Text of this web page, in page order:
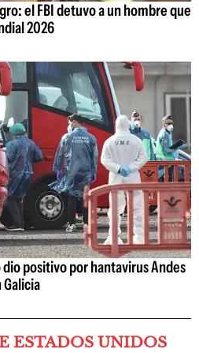
el FBI detuvo a un hombre que
2026
positivo por hantavirus Andes
Galicia
ESTADOS UNIDOS